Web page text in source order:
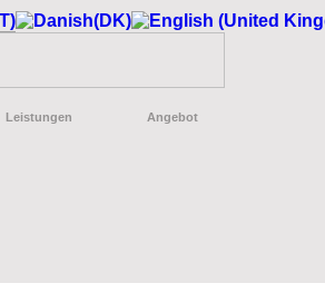
Leistungen Angebot